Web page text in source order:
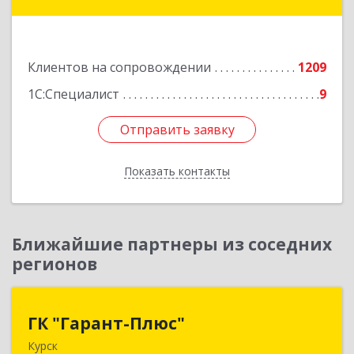
Клиентов на сопровождении
1209
1С:Специалист
9
Отправить заявку
Показать контакты
Отправить заявку
Назад
Ближайшие партнеры из соседних
регионов
ГК "Гарант-Плюс"
Курск
305035, Курская обл, Курск г, Овечкина ул, дом